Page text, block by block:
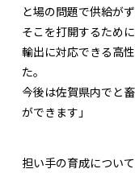
と場の問題で供給が
そこを打開するため
輸出に対応できる高
た。
今後は佐賀県内でと
ができます」
担い手の育成につい